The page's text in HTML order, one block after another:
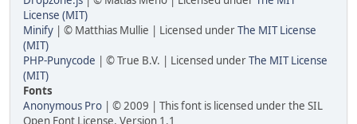
License (MIT)
Minify | © Matthias Mullie | Licensed underThe MIT License
(MIT)
PHP-Punycode | © True B.V. | Licensed underThe MIT License
(MIT)
Fonts
Anonymous Pro | © 2009 | This font is licensed under the SIL
Open Font License, Version 1.1